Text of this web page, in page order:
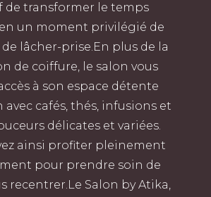
de transformer le temps
un moment privilégié de
lâcher-prise.En plus de la
de coiffure, le salon vous
à son espace détente
avec cafés, thés, infusions et
délicates et variées.
ainsi profiter pleinement
pour prendre soin de
recentrer.Le Salon by Atika,